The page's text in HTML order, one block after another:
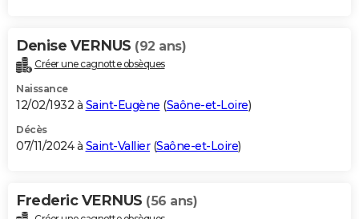
Denise VERNUS (92 ans)
Créer une cagnotte obsèques
Naissance
12/02/1932 à Saint-Eugène (Saône-et-Loire)
Décès
07/11/2024 à Saint-Vallier(Saône-et-Loire)
Frederic VERNUS (56 ans)